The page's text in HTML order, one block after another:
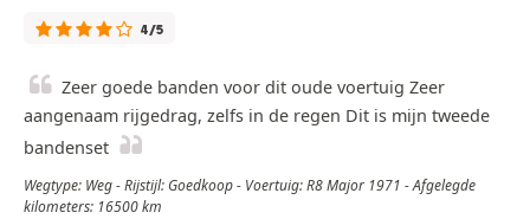
4/5
Zeer goede banden voor dit oude voertuig Zeer
aangenaam rijgedrag, zelfs in de regen Dit is mijn tweede
bandenset
Wegtype: Weg - Rijstijl: Goedkoop - Voertuig: R8 Major 1971 - Afgelegde
kilometers: 16500 km